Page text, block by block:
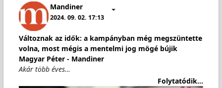
Mandiner
2024. 09. 02. 17:13
Változnak az idők: a kampányban még megszüntette
volna, most mégis a mentelmi jog mögé bújik
Magyar Péter - Mandiner
Akár több éves…
Folytatódik...